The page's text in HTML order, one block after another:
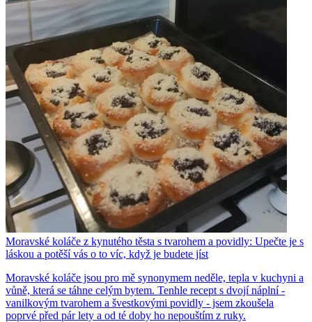
Moravské koláče z kynutého těsta s tvarohem a povidly: Upečte je s
láskou a potěší vás o to víc, když je budete jíst
Moravské koláče jsou pro mě synonymem neděle, tepla v kuchyni a
vůně, která se táhne celým bytem. Tenhle recept s dvojí náplní -
vanilkovým tvarohem a švestkovými povidly - jsem zkoušela
poprvé před pár lety a od té doby ho nepouštím z ruky.